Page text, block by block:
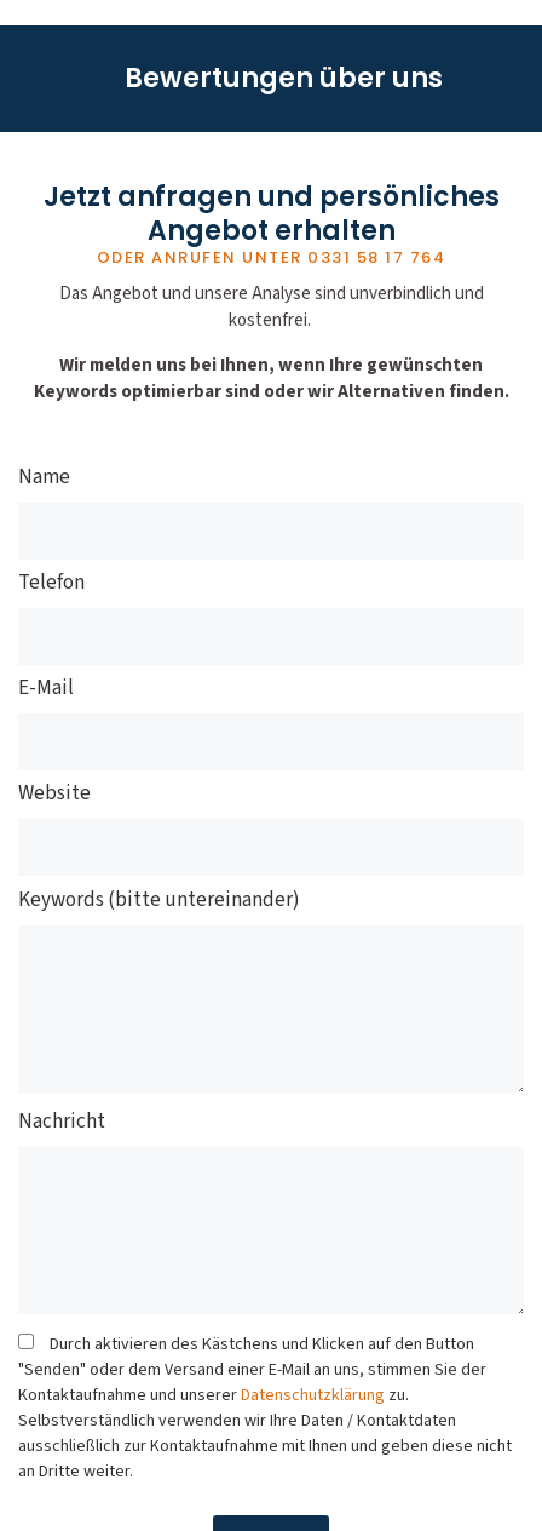
Bewertungen über uns
Jetzt anfragen und persönliches
Angebot erhalten
ODER ANRUFEN UNTER 0331 58 17 764
Das Angebot und unsere Analyse sind unverbindlich und
kostenfrei.
Wir melden uns bei Ihnen, wenn Ihre gewünschten
Keywords optimierbar sind oder wir Alternativen finden.
Name
Telefon
E-Mail
Website
Keywords (bitte untereinander)
Nachricht
Durch aktivieren des Kästchens und Klicken auf den Button
"Senden" oder dem Versand einer E-Mail an uns, stimmen Sie der
Kontaktaufnahme und unsererDatenschutzklärung zu.
Selbstverständlich verwenden wir Ihre Daten / Kontaktdaten
ausschließlich zur Kontaktaufnahme mit Ihnen und geben diese nicht
an Dritte weiter.